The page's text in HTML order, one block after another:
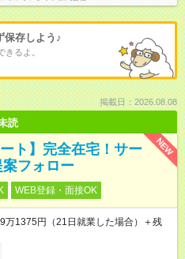
保存しよう♪
るよ。
掲載日：2026.08.08
読
NEW
ト】完全在宅！サー
フォロー
WEB登録・面接OK
1375円（21日就業した場合）＋残